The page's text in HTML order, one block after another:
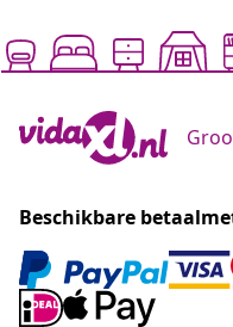
Beschikbare